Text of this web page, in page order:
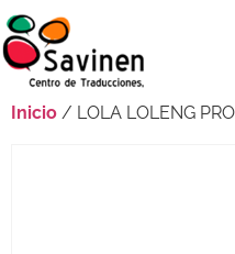
Inicio / LOLA LOLENG